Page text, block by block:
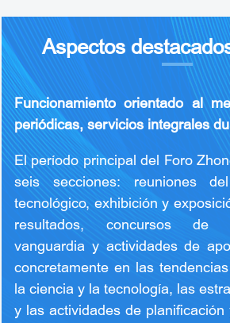
Aspectos
Funcionamiento orientado al
periódicas, servicios integrales
El período principal del Foro
seis secciones: reuniones
tecnológico, exhibición y
resultados, concursos de
vanguardia y actividades de
concretamente en las
la ciencia y la tecnología, las
y las actividades de